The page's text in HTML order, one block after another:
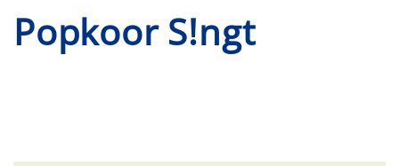
Popkoor S!ngt